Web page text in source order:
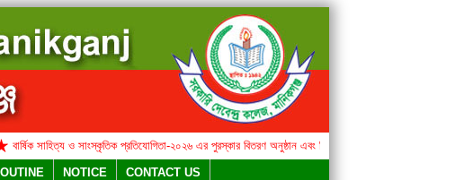
সাহিত্য ও সাংস্কৃতিক প্রতিযোগিতা-২০২৬ এর পুরস্কার বিতরণ অনুষ্ঠান এবং মিষ্টি উৎসব সংক্রান্ত বিজ্ঞপ্তি
NOTICE CONTACT US
বার্ষিক সাহিত্য ও সাংস্কৃতিক